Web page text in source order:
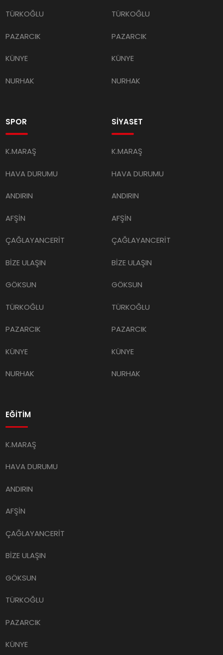
TÜRKOĞLU
PAZARCIK
KÜNYE
NURHAK
TÜRKOĞLU
PAZARCIK
KÜNYE
NURHAK
SPOR
K.MARAŞ
HAVA DURUMU
ANDIRIN
AFŞİN
ÇAĞLAYANCERİT
BİZE ULAŞIN
GÖKSUN
TÜRKOĞLU
PAZARCIK
KÜNYE
NURHAK
SİYASET
K.MARAŞ
HAVA DURUMU
ANDIRIN
AFŞİN
ÇAĞLAYANCERİT
BİZE ULAŞIN
GÖKSUN
TÜRKOĞLU
PAZARCIK
KÜNYE
NURHAK
EĞİTİM
K.MARAŞ
HAVA DURUMU
ANDIRIN
AFŞİN
ÇAĞLAYANCERİT
BİZE ULAŞIN
GÖKSUN
TÜRKOĞLU
PAZARCIK
KÜNYE